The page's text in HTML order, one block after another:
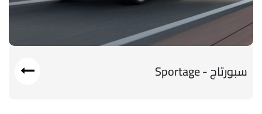
سبورتاج - Sportage